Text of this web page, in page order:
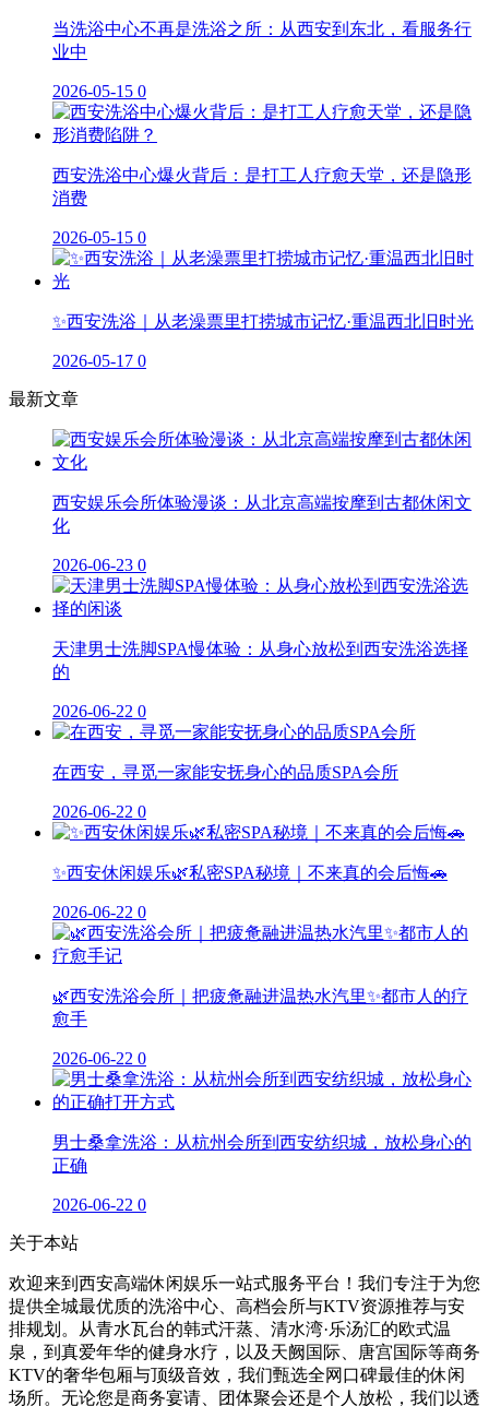
当洗浴中心不再是洗浴之所：从西安到东北，看服务行
业中
2026-05-15 0
西安洗浴中心爆火背后：是打工人疗愈天堂，还是隐形
消费
2026-05-15 0
✨西安洗浴｜从老澡票里打捞城市记忆·重温西北旧时光
2026-05-17 0
最新文章
西安娱乐会所体验漫谈：从北京高端按摩到古都休闲文
化
2026-06-23 0
天津男士洗脚SPA慢体验：从身心放松到西安洗浴选择
的
2026-06-22 0
在西安，寻觅一家能安抚身心的品质SPA会所
2026-06-22 0
✨西安休闲娱乐🌿私密SPA秘境｜不来真的会后悔🚗
2026-06-22 0
🌿西安洗浴会所｜把疲惫融进温热水汽里✨都市人的疗
愈手
2026-06-22 0
男士桑拿洗浴：从杭州会所到西安纺织城，放松身心的
正确
2026-06-22 0
关于本站
欢迎来到西安高端休闲娱乐一站式服务平台！我们专注于为您
提供全城最优质的洗浴中心、高档会所与KTV资源推荐与安
排规划。从青水瓦台的韩式汗蒸、清水湾·乐汤汇的欧式温
泉，到真爱年华的健身水疗，以及天阙国际、唐宫国际等商务
KTV的奢华包厢与顶级音效，我们甄选全网口碑最佳的休闲
场所。无论您是商务宴请、团体聚会还是个人放松，我们以透